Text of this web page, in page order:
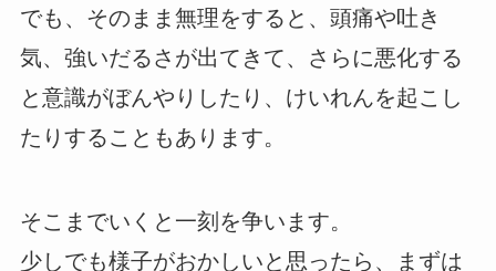
でも、そのまま無理をすると、頭痛や吐き
気、強いだるさが出てきて、さらに悪化する
と意識がぼんやりしたり、けいれんを起こし
たりすることもあります。
そこまでいくと一刻を争います。
少しでも様子がおかしいと思ったら、まずは